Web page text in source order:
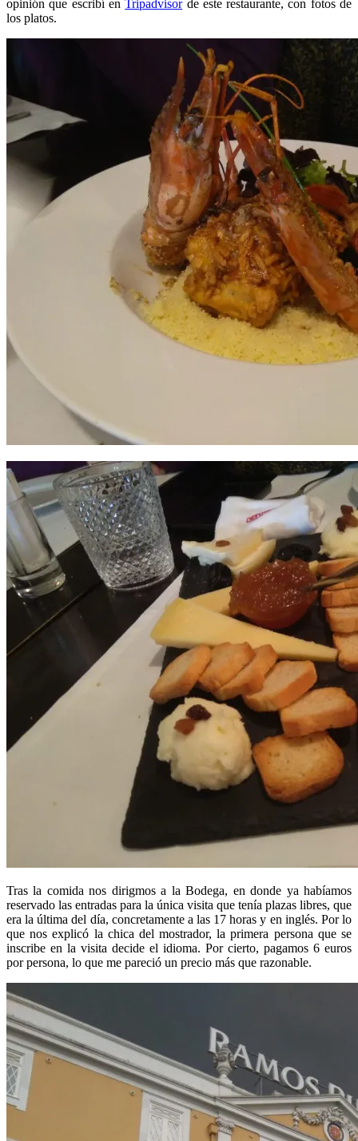
opinión que escribí enTripadvisorde este restaurante, con fotos de
los platos.
Tras la comida nos dirigmos a la Bodega, en donde ya habíamos
reservado las entradas para la única visita que tenía plazas libres, que
era la última del día, concretamente a las 17 horas y en inglés. Por lo
que nos explicó la chica del mostrador, la primera persona que se
inscribe en la visita decide el idioma. Por cierto, pagamos 6 euros
por persona, lo que me pareció un precio más que razonable.